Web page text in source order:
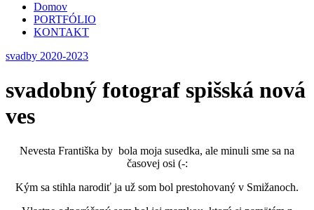
Domov
PORTFÓLIO
KONTAKT
svadby 2020-2023
svadobný fotograf spišská nová
ves
Nevesta Františka by bola moja susedka, ale minuli sme sa na
časovej osi (-:
Kým sa stihla narodiť ja už som bol prestohovaný v Smižanoch.